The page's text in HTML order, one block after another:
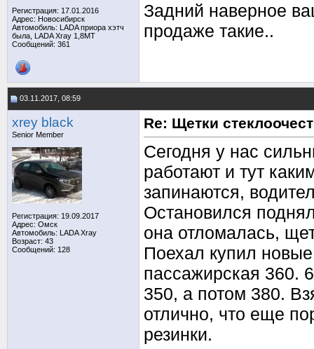
Регистрация: 17.01.2016
Адрес: Новосибирск
Автомобиль: LADA приора хэтч
была, LADA Xray 1,8МТ
Сообщений: 361
Задний наверное
продаже такие..
03.11.2017, 08:59
xrey black
Senior Member
Регистрация: 19.09.2017
Адрес: Омск
Автомобиль: LADA Xray
Возраст: 43
Сообщений: 128
Re: Щетки
Сегодня у нас
работают и тут
запинаются,
Остановился
она отломалась,
Поехал купил
пассажирская 360.
350, а потом 380.
отлично, что еще
резинки.